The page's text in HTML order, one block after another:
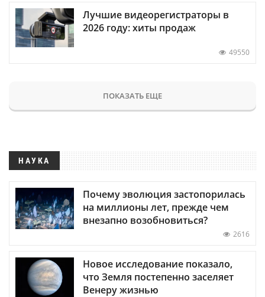
Лучшие видеорегистраторы в
2026 году: хиты продаж
49550
ПОКАЗАТЬ ЕЩЕ
НАУКА
Почему эволюция застопорилась
на миллионы лет, прежде чем
внезапно возобновиться?
2616
Новое исследование показало,
что Земля постепенно заселяет
Венеру жизнью